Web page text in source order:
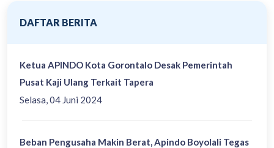
DAFTAR BERITA
Selasa, 04 Juni 2024
Ketua APINDO Kota Gorontalo Desak Pemerintah
Pusat Kaji Ulang Terkait Tapera
Beban Pengusaha Makin Berat, Apindo Boyolali Tegas